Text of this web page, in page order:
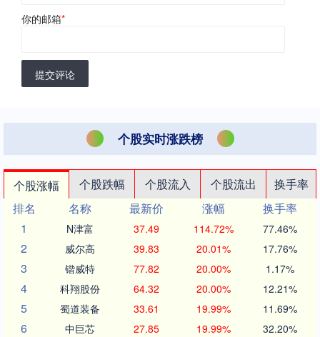
你的邮箱*
提交评论
个股实时涨跌榜
个股涨幅 个股跌幅 个股流入 个股流出
换手率
排名
名称 最新价 涨幅
换手率
1
N津富 37.49 114.72% 77.46%
2 威尔高 39.83 20.01% 17.76%
3 锴威特 77.82 20.00% 1.17%
4 科翔股份 64.32 20.00% 12.21%
5 蜀道装备 33.61 19.99% 11.69%
6 中巨芯 27.85 19.99% 32.20%